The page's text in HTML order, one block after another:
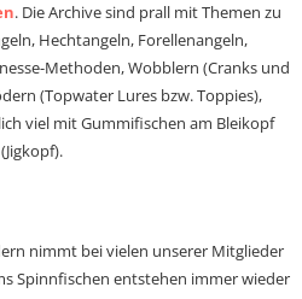
. Die Archive sind prall mit Themen zu
Hechtangeln, Forellenangeln,
Methoden, Wobblern (Cranks und
(Topwater Lures bzw. Toppies),
viel mit Gummifischen am Bleikopf
(Jigkopf).
nimmt bei vielen unserer Mitglieder
Spinnfischen entstehen immer wieder